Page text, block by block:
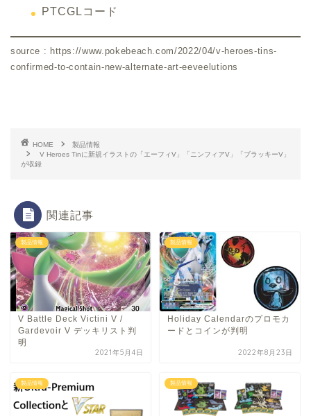
PTCGLコード
source : https://www.pokebeach.com/2022/04/v-heroes-tins-
confirmed-to-contain-new-alternate-art-eeveelutions
HOME
製品情報
V Heroes Tinに新規イラストの「エーフィV」「ニンフィアV」「ブラッキーV」
が収録
関連記事
製品情報
V Battle Deck Victini V /
Gardevoir V デッキリスト判
明
2021年5月4日
製品情報
Holiday Calendarのプロモカ
ードとコインが判明
2022年8月23日
製品情報 製品情報